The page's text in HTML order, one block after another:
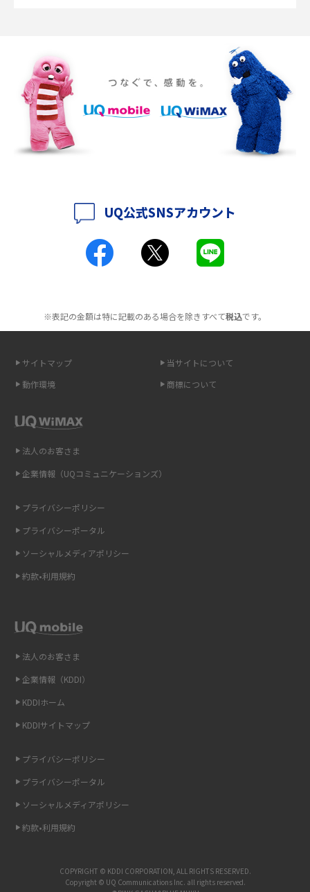
2016年10月(8)
2016年9月(8)
2016年8月(12)
2016年7月(7)
2016年4月(3)
2015年12月(8)
2015年10月(8)
2015年8月(7)
2015年7月(9)
2015年6月(8)
2015年3月(9)
2015年2月(7)
2014年12月(8)
2014年11月(8)
2014年10月(9)
2014年9月(9)
2014年8月(7)
2014年7月(9)
2014年6月(7)
2014年5月(7)
2014年4月(9)
2014年2月(5)
ポケット型Wi-Fiをレンタルするメリットとは？選び方や向いている方の特
徴も紹介
持ち運びできるポケット型Wi-Fiのおススメの選び方は？メリット・デメリ
ットも紹介
ポケット型Wi-Fiとは？通信の仕組みやメリット・デメリットを解説
工事不要！置くだけWi-Fiの特徴は？メリット・デメリットや選び方を解説
無制限で利用できるポケット型Wi-Fiは？選び方や通信費を抑える方法も紹
ポケット型Wi-Fi（モバイルWi-Fi）とは？おススメする方の特徴や選び方を
即日受け取りできるポケット型Wi-Fiはある？すぐに使うための方法や注意
ONU（光回線終端装置）とは？モデム・ルーター・ホームゲートウェイと
ギガバイト（GB）とは？1GBの目安やギガが足りない時の対処法を紹介
Wi-Fi 6とは？Wi-Fi 5との違いやメリットと注意点、規格の種類も解説
Wi-Fiを自宅に設置する方法は？必要なことやポイントも紹介
光ファイバーとは？仕組みやメリット・デメリットを初心者向けにわかり
やすく解説
を解説
6Gとはどんな通信技術？Beyond 5Gや実用化の課題などを解説
方法を解説
UQ WiMAXの評判は？特徴やメリット・デメリットを口コミと併せて紹介
UQ公式SNSアカウント
※表記の金額は特に記載のある場合を除きすべて税込です。
サイトマップ
当サイトについて
動作環境
商標について
法人のお客さま
企業情報（KDDI）
KDDIホーム
KDDIサイトマップ
プライバシーポリシー
プライバシーポータル
ソーシャルメディアポリシー
約款•利用規約
法人のお客さま
企業情報（UQコミュニケーションズ）
プライバシーポリシー
プライバシーポータル
ソーシャルメディアポリシー
約款•利用規約
COPYRIGHT © KDDI CORPORATION, ALL RIGHTS RESERVED.
Copyright © UQ Communications Inc. all rights reserved.